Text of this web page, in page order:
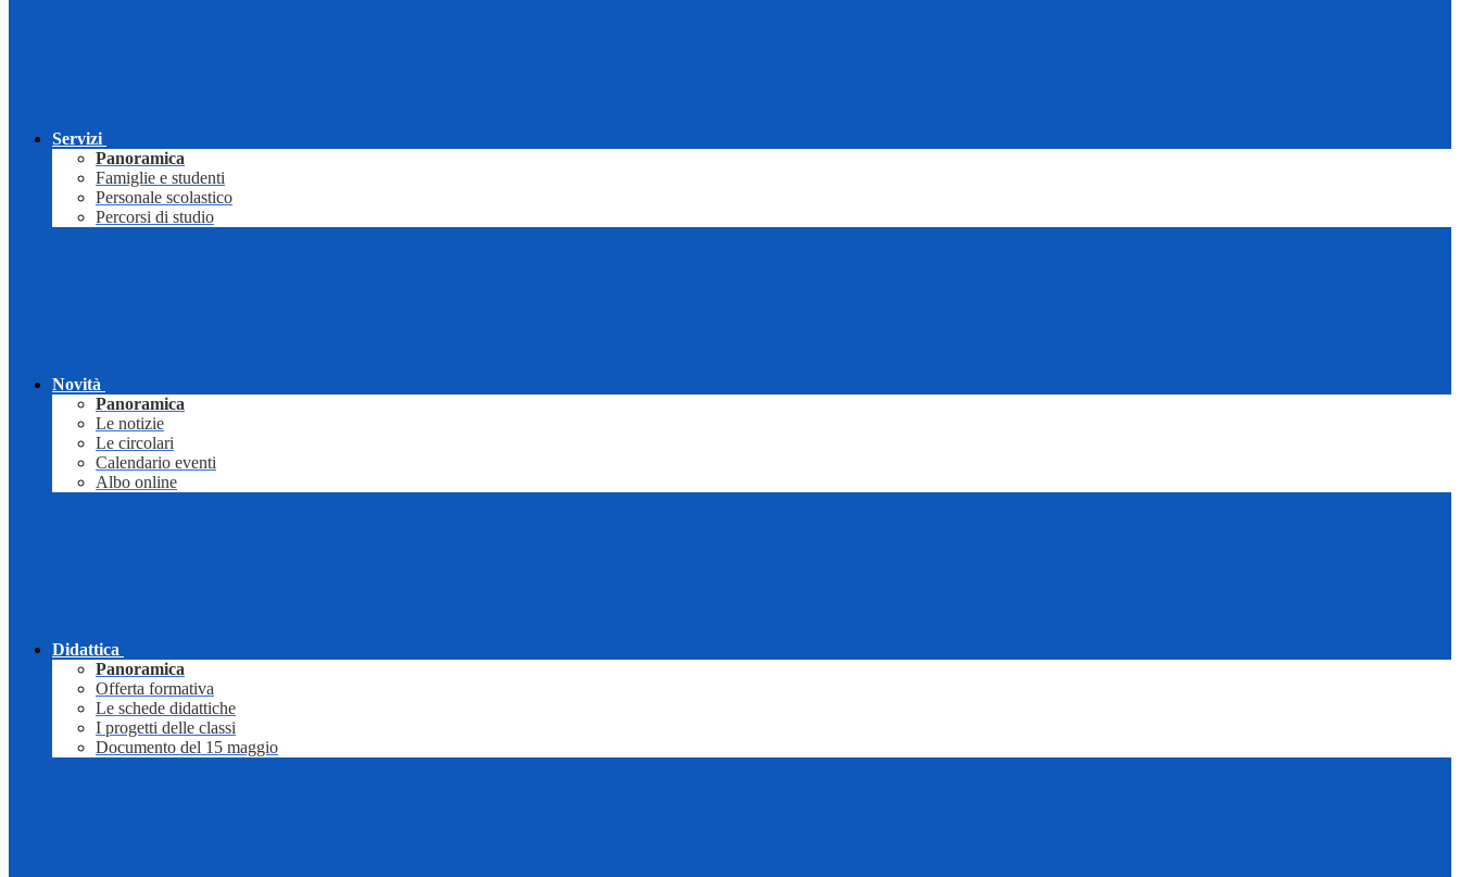
Servizi
Panoramica
Famiglie e studenti
Personale scolastico
Percorsi di studio
Novità
Panoramica
Le notizie
Le circolari
Calendario eventi
Albo online
Didattica
Panoramica
Offerta formativa
Le schede didattiche
I progetti delle classi
Documento del 15 maggio